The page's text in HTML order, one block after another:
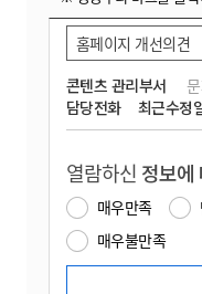
콘텐츠 관리부서
담당전화
최근수정
홈페이지 개선의견
열람하신 정보에
매우만족
매우불만족